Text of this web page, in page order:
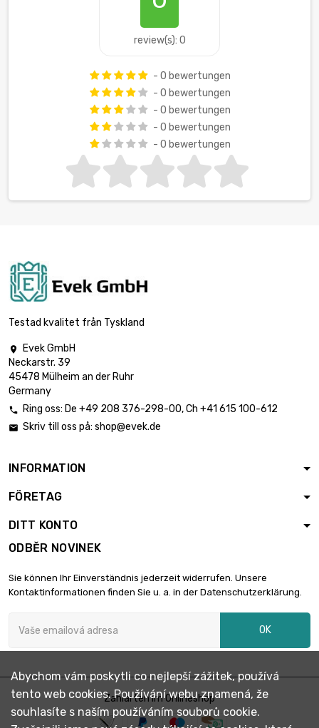
review(s): 0
- 0 bewertungen
- 0 bewertungen
- 0 bewertungen
- 0 bewertungen
- 0 bewertungen
Testad kvalitet från Tyskland

Evek GmbH
Neckarstr. 39
45478 Mülheim an der Ruhr
Germany
 Ring oss: De +49 208 376-298-00, Ch +41 615 100-612
 Skriv till oss på: shop@evek.de
INFORMATION
FÖRETAG
DITT KONTO
ODBĚR NOVINEK
Sie können Ihr Einverständnis jederzeit widerrufen. Unsere
Kontaktinformationen finden Sie u. a. in der Datenschutzerklärung.
OK
Zahlarten im Onlineshop
Abychom vám poskytli co nejlepší zážitek, používá
tento web cookies. Používání webu znamená, že
souhlasíte s naším používáním souborů cookie.